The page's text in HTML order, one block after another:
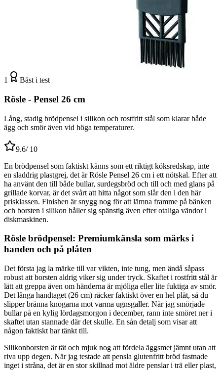
1 Bäst i test
Rösle - Pensel 26 cm
Lång, stadig brödpensel i silikon och rostfritt stål som klarar både
ägg och smör även vid höga temperaturer.
9.6/ 10
En brödpensel som faktiskt känns som ett riktigt köksredskap, inte
en sladdrig plastgrej, det är Rösle Pensel 26 cm i ett nötskal. Efter att
ha använt den till både bullar, surdegsbröd och till och med glans på
grillade korvar, är det svårt att hitta något som slår den i den här
prisklassen. Finishen är snygg nog för att lämna framme på bänken
och borsten i silikon håller sig spänstig även efter otaliga vändor i
diskmaskinen.
Rösle brödpensel: Premiumkänsla som märks i
handen och på plåten
Det första jag la märke till var vikten, inte tung, men ändå såpass
robust att borsten aldrig viker sig under tryck. Skaftet i rostfritt stål är
lätt att greppa även om händerna är mjöliga eller lite fuktiga av smör.
Det långa handtaget (26 cm) räcker faktiskt över en hel plåt, så du
slipper bränna knogarna mot varma ugnsgaller. När jag smörjade
bullar på en kylig lördagsmorgon i december, rann inte smöret ner i
skaftet utan stannade där det skulle. En sån detalj som visar att
någon faktiskt har tänkt till.
Silikonborsten är tät och mjuk nog att fördela äggsmet jämnt utan att
riva upp degen. När jag testade att pensla glutenfritt bröd fastnade
inget i stråna, det är en stor skillnad mot äldre penslar i trä eller plast,